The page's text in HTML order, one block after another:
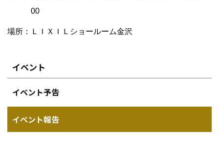
00
場所：ＬＩＸＩＬショールーム金沢
イベント
イベント予告
イベント報告